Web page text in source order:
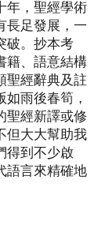
，聖經學術
長足發展，一
破。抄本考
籍、語意結構
聖經辭典及註
雨後春筍，
聖經新譯或修
但大大幫助我
得到不少啟
語言來精確地